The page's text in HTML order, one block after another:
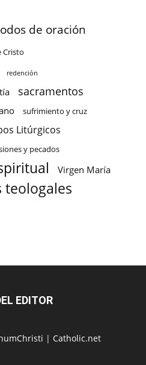
de oración
Cristo
redención
sacramentos
sufrimiento y cruz
Litúrgicos
y pecados
Virgen María
teologales
EDITOR
| Catholic.net